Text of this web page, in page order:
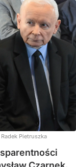
Radek Pietruszka